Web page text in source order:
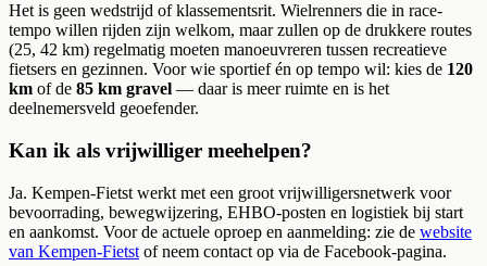
Het is geen wedstrijd of klassementsrit. Wielrenners die in race-
tempo willen rijden zijn welkom, maar zullen op de drukkere routes
(25, 42 km) regelmatig moeten manoeuvreren tussen recreatieve
fietsers en gezinnen. Voor wie sportief én op tempo wil: kies de 120
km of de 85 km gravel — daar is meer ruimte en is het
deelnemersveld geoefender.
Kan ik als vrijwilliger meehelpen?
Ja. Kempen-Fietst werkt met een groot vrijwilligersnetwerk voor
bevoorrading, bewegwijzering, EHBO-posten en logistiek bij start
en aankomst. Voor de actuele oproep en aanmelding: zie de website
van Kempen-Fietst of neem contact op via de Facebook-pagina.